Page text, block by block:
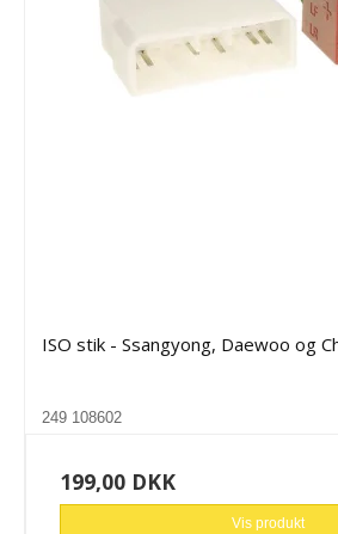
ISO stik - Ssangyong, Daewoo og
249 108602
199,00 DKK
Vis produkt